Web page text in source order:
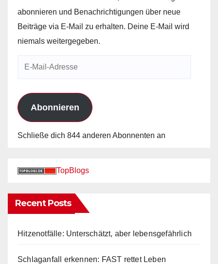
abonnieren und Benachrichtigungen über neue
Beiträge via E-Mail zu erhalten. Deine E-Mail wird
niemals weitergegeben.
Abonnieren
Schließe dich 844 anderen Abonnenten an
TopBlogs
Recent Posts
Hitzenotfälle: Unterschätzt, aber lebensgefährlich
Schlaganfall erkennen: FAST rettet Leben